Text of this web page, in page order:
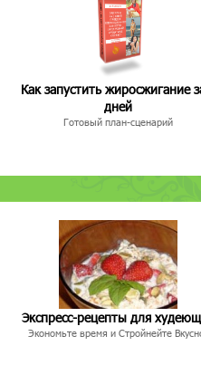
Как запустить жиросжигание
дней
Готовый план-сценарий
Экспресс-рецепты для
Экономьте время и Стройнейте